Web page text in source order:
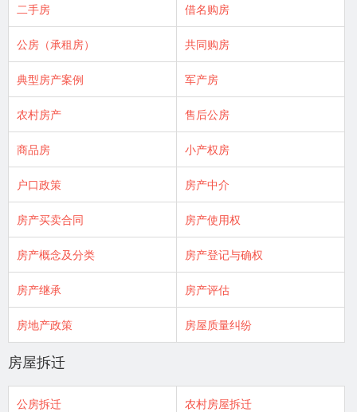
二手房 借名购房
公房（承租房） 共同购房
典型房产案例 军产房
农村房产 售后公房
商品房 小产权房
户口政策 房产中介
房产买卖合同 房产使用权
房产概念及分类 房产登记与确权
房产继承 房产评估
房地产政策 房屋质量纠纷
房屋拆迁
公房拆迁 农村房屋拆迁